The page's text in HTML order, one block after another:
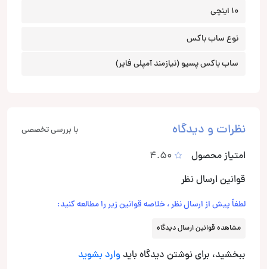
10 اینچی
نوع ساب باکس
ساب باکس پسیو (نیازمند آمپلی فایر)
نظرات و دیدگاه با بررسی تخصصی
امتیاز محصول
4.50
قوانین ارسال نظر
لطفاً پیش از ارسال نظر ، خلاصه قوانین زیر را مطالعه کنید:
مشاهده قوانین ارسال دیدگاه
ببخشید، برای نوشتن دیدگاه باید وارد بشوید